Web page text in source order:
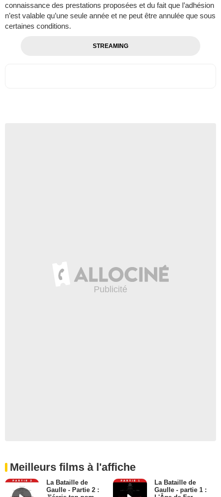
connaissance des prestations proposées et du fait que l’adhésion
n’est valable qu’une seule année et ne peut être annulée que sous
certaines conditions.
STREAMING
Meilleurs films à l'affiche
La Bataille de
Gaulle - Partie 2 :
La Bataille de
Gaulle - partie 1 :